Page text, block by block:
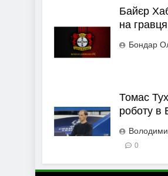
Байєр
на гравця
Бондар
Томас
роботу в
0